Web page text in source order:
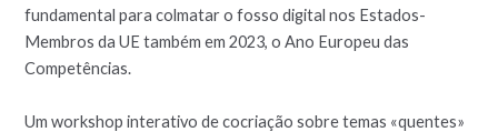
fundamental para colmatar o fosso digital nos Estados-
Membros da UE também em 2023, o Ano Europeu das
Competências.
Um workshop interativo de cocriação sobre temas «quentes»